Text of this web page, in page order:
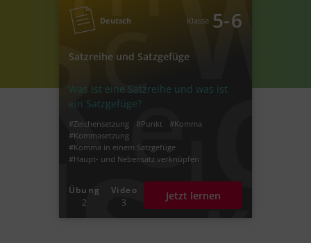
Deutsch Klasse 5‐6
Satzreihe und Satzgefüge
Was ist eine Satzreihe und was ist
ein Satzgefüge?
#Zeichensetzung #Punkt
#Komma
#Kommasetzung
#Komma in einem Satzgefüge
#Haupt- und Nebensatz verknüpfen
#das Komma in einer Satzreihe setzen
#Kommas setzten
#Nebensätze
Übung
2
Video
3
Jetzt lernen